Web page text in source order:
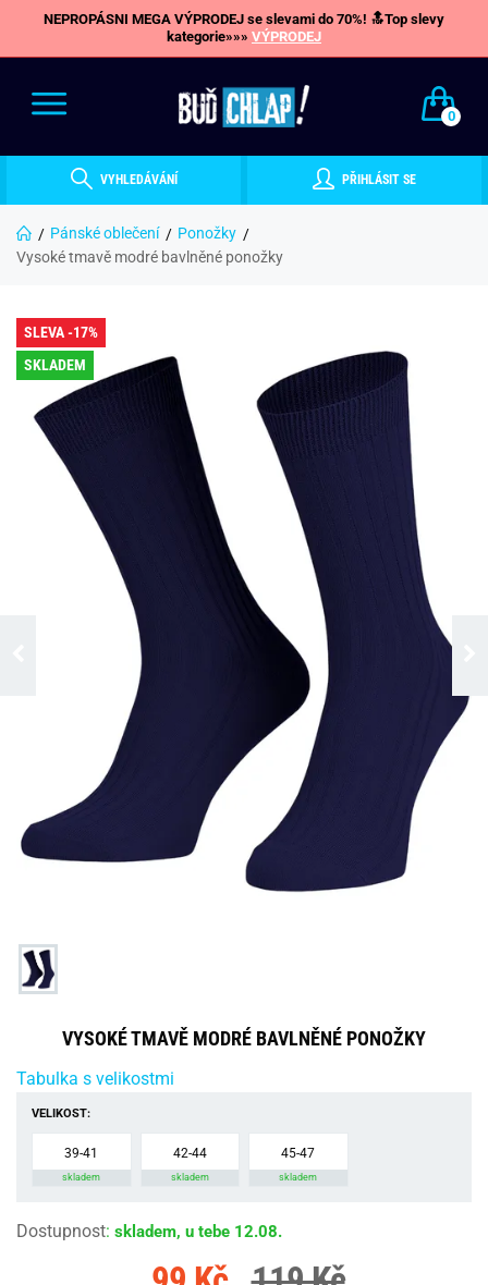
NEPROPÁSNI MEGA VÝPRODEJ se slevami do 70%! 🔝Top slevy
kategorie»»» VÝPRODEJ
0
VYHLEDÁVÁNÍ PŘIHLÁSIT SE
Pánské oblečení
Ponožky
Vysoké tmavě modré bavlněné ponožky
SLEVA -17%
SKLADEM
VYSOKÉ TMAVĚ MODRÉ BAVLNĚNÉ PONOŽKY
Tabulka s velikostmi
VELIKOST:
39-41
skladem
42-44
skladem
45-47
skladem
Dostupnost: skladem, u tebe 12.08.